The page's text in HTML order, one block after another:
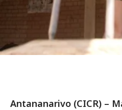
Antananarivo (CICR) –